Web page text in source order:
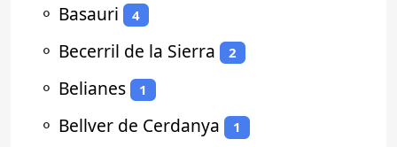
⚬ Basauri 4
⚬ Becerril de la Sierra 2
⚬ Belianes 1
⚬ Bellver de Cerdanya 1